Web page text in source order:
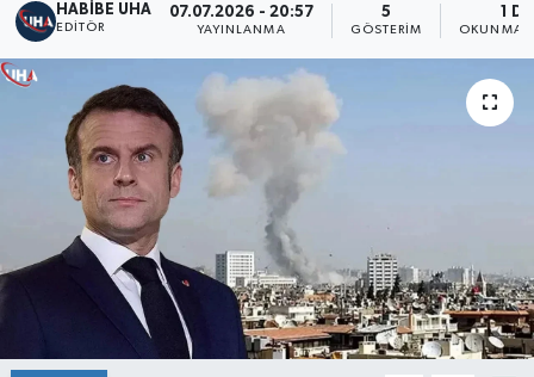
HABİBE UHA
EDITÖR
07.07.2026 - 20:57
YAYINLANMA
5
GÖSTERIM
1 DK
OKUNMA